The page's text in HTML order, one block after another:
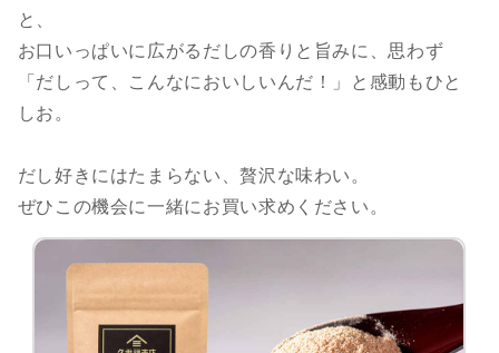
と、
お口いっぱいに広がるだしの香りと旨みに、思わず
「だしって、こんなにおいしいんだ！」と感動もひと
しお。
だし好きにはたまらない、贅沢な味わい。
ぜひこの機会に一緒にお買い求めください。